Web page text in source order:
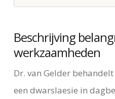
Beschrijving
werkzaamheden
Dr. van Gelder
een dwarslaesie in